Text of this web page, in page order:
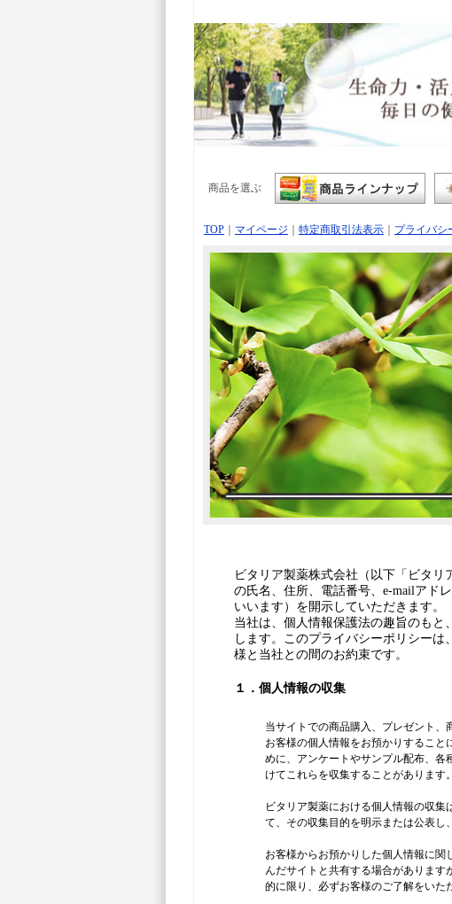
商品を選ぶ
TOP マイページ 特定商取引法表示 プライバシ
ビタリア製薬株式会社（以下「ビタ
の氏名、住所、電話番号、e-mailアド
いいます）を開示していただきます。
当社は、個人情報保護法の趣旨のも
します。このプライバシーポリシー
様と当社との間のお約束です。
１．個人情報の収集
当サイトでの商品購入、プレゼント、
お客様の個人情報をお預かりするこ
めに、アンケートやサンプル配布、各
けてこれらを収集することがあります。
ビタリア製薬における個人情報の収
て、その収集目的を明示または公表し
お客様からお預かりした個人情報に
んだサイトと共有する場合があります
的に限り、必ずお客様のご了解をいた